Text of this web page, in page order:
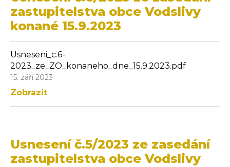
zastupitelstva obce Vodslivy
konané 15.9.2023
Usneseni_c.6-
2023_ze_ZO_konaneho_dne_15.9.2023.pdf
15. září 2023
Zobrazit
Usnesení č.5/2023 ze zasedání
zastupitelstva obce Vodslivy